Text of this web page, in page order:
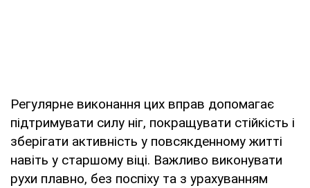
Регулярне виконання цих вправ допомагає
підтримувати силу ніг, покращувати стійкість і
зберігати активність у повсякденному житті
навіть у старшому віці. Важливо виконувати
рухи плавно, без поспіху та з урахуванням